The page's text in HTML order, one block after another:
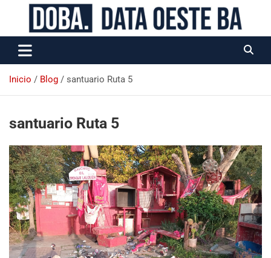
Data Oeste BA
Inicio Blog santuario Ruta 5
santuario Ruta 5